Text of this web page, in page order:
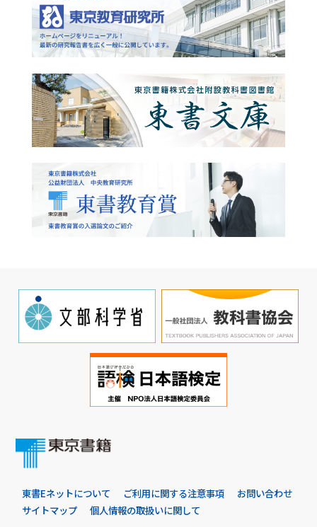
東書Eネットについて ご利用に関する注意事項
お問い合わせ
サイトマップ
個人情報の取扱いに関して